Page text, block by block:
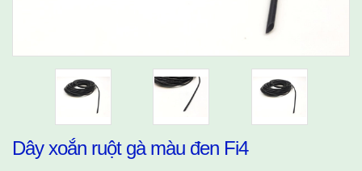
Dây xoắn ruột gà màu đen Fi4